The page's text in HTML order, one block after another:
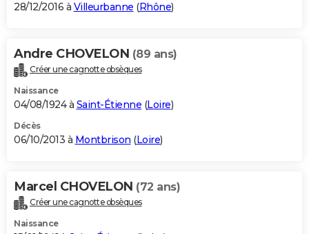
28/12/2016 à Villeurbanne (Rhône)
Andre CHOVELON (89 ans)
Créer une cagnotte obsèques
Naissance
04/08/1924 à Saint-Étienne (Loire)
Décès
06/10/2013 à Montbrison (Loire)
Marcel CHOVELON (72 ans)
Créer une cagnotte obsèques
Naissance